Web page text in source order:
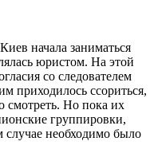
начала заниматься
юристом. На этой
со следователем
приходилось ссориться,
смотреть. Но пока их
группировки,
случае необходимо было